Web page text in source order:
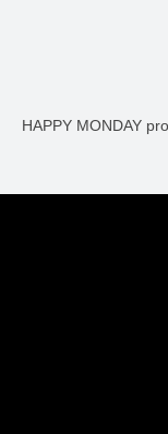
HAPPY MONDAY